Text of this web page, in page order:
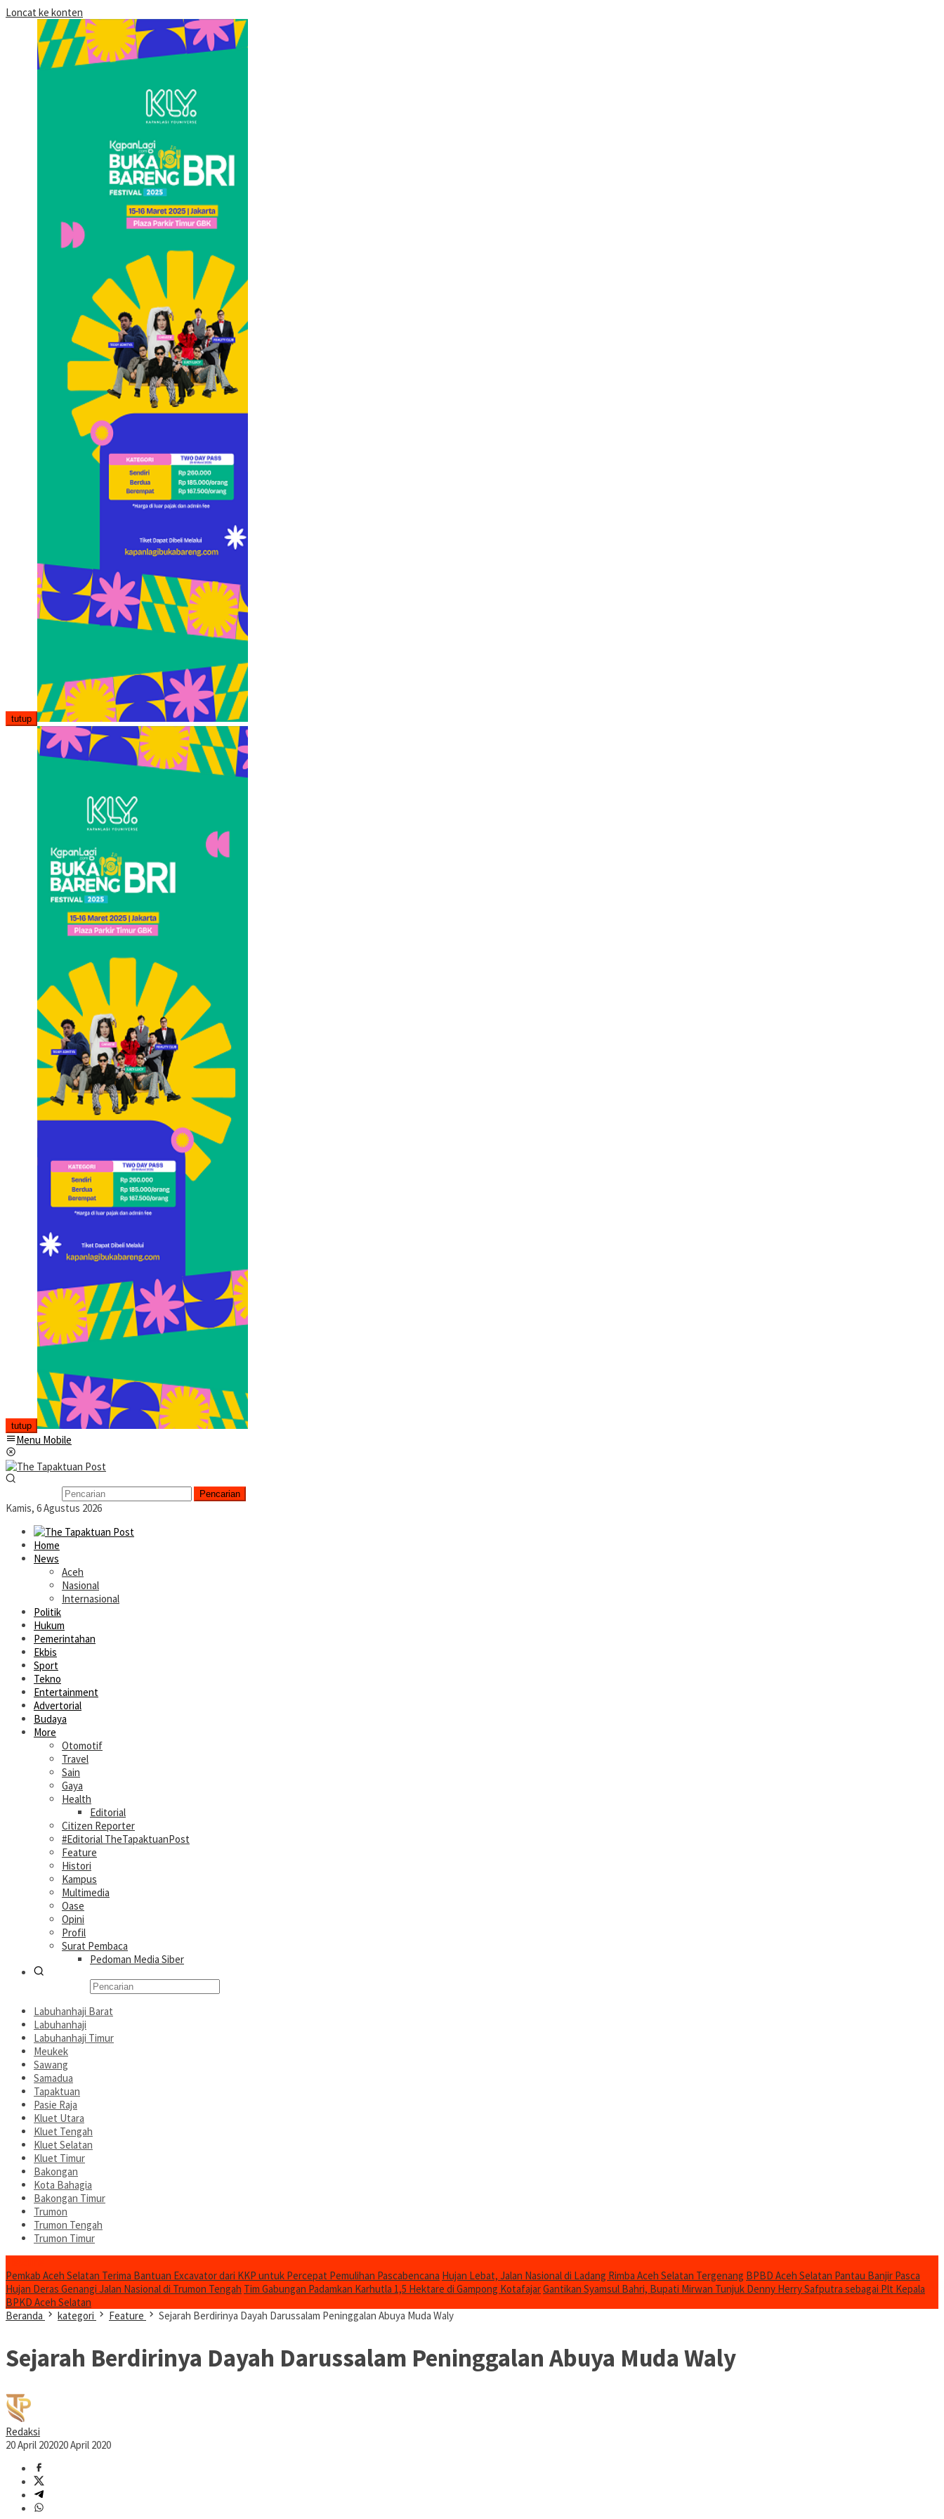
Loncat ke konten
tutup
tutup
Menu Mobile
Pencarian
Kamis, 6 Agustus 2026
Home
News
Aceh
Nasional
Internasional
Politik
Hukum
Pemerintahan
Ekbis
Sport
Tekno
Entertainment
Advertorial
Budaya
More
Otomotif
Travel
Sain
Gaya
Health
Editorial
Citizen Reporter
#Editorial TheTapaktuanPost
Feature
Histori
Kampus
Multimedia
Oase
Opini
Profil
Surat Pembaca
Pedoman Media Siber
Labuhanhaji Barat
Labuhanhaji
Labuhanhaji Timur
Meukek
Sawang
Samadua
Tapaktuan
Pasie Raja
Kluet Utara
Kluet Tengah
Kluet Selatan
Kluet Timur
Bakongan
Kota Bahagia
Bakongan Timur
Trumon
Trumon Tengah
Trumon Timur
Pemkab Aceh Selatan Terima Bantuan Excavator dari KKP untuk Percepat Pemulihan Pascabencana Hujan Lebat, Jalan Nasional di Ladang Rimba Aceh Selatan Tergenang BPBD Aceh Selatan Pantau Banjir Pasca
Hujan Deras Genangi Jalan Nasional di Trumon Tengah Tim Gabungan Padamkan Karhutla 1,5 Hektare di Gampong KotafajarGantikan Syamsul Bahri, Bupati Mirwan Tunjuk Denny Herry Safputra sebagai Plt Kepala
BPKD Aceh Selatan
Beranda
kategori Feature Sejarah Berdirinya Dayah Darussalam Peninggalan Abuya Muda Waly
Sejarah Berdirinya Dayah Darussalam Peninggalan Abuya Muda Waly
Redaksi
20 April 202020 April 2020